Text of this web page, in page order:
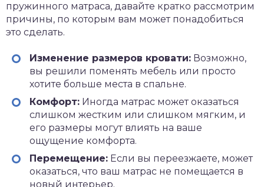
пружинного матраса, давайте кратко рассмотрим
причины, по которым вам может понадобиться
это сделать.
Изменение размеров кровати: Возможно,
вы решили поменять мебель или просто
хотите больше места в спальне.
Комфорт: Иногда матрас может оказаться
слишком жестким или слишком мягким, и
его размеры могут влиять на ваше
ощущение комфорта.
Перемещение: Если вы переезжаете, может
оказаться, что ваш матрас не помещается в
новый интерьер.